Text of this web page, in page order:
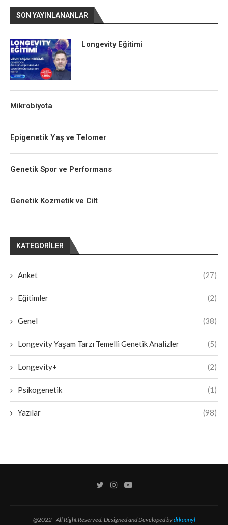
KATEGORILER
Anket (27)
Eğitimler (2)
Genel (38)
Longevity Yaşam Tarzı Temelli Genetik Analizler (5)
Longevity+ (2)
Psikogenetik (1)
Yazılar (98)
SON YAYINLANANLAR
Longevity Eğitimi
Mikrobiyota
Epigenetik Yaş ve Telomer
Genetik Spor ve Performans
Genetik Kozmetik ve Cilt
@2022 - All Right Reserved. Designed and Developed bydrkaanyl